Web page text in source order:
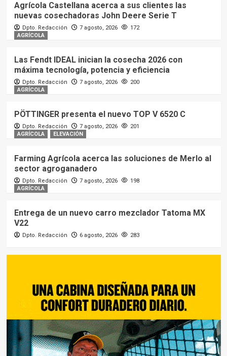
Agrícola Castellana acerca a sus clientes las
nuevas cosechadoras John Deere Serie T
Dpto. Redacción 7 agosto, 2026
172
AGRÍCOLA
Las Fendt IDEAL inician la cosecha 2026 con
máxima tecnología, potencia y eficiencia
Dpto. Redacción 7 agosto, 2026
200
AGRÍCOLA
PÖTTINGER presenta el nuevo TOP V 6520 C
Dpto. Redacción 7 agosto, 2026
201
AGRÍCOLA
ELEVACIÓN
Farming Agrícola acerca las soluciones de Merlo al
sector agroganadero
Dpto. Redacción 7 agosto, 2026
198
AGRÍCOLA
Entrega de un nuevo carro mezclador Tatoma MX
V22
Dpto. Redacción 6 agosto, 2026 283